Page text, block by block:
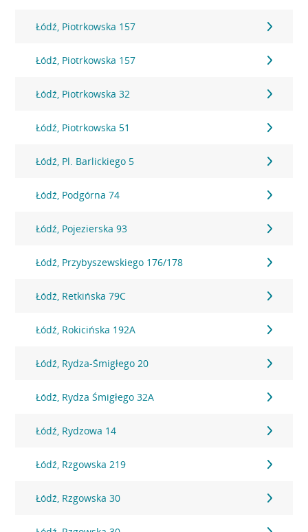
Łódź, Piotrkowska 157
Łódź, Piotrkowska 157
Łódź, Piotrkowska 32
Łódź, Piotrkowska 51
Łódź, Pl. Barlickiego 5
Łódź, Podgórna 74
Łódź, Pojezierska 93
Łódź, Przybyszewskiego 176/178
Łódź, Retkińska 79C
Łódź, Rokicińska 192A
Łódź, Rydza-Śmigłego 20
Łódź, Rydza Śmigłego 32A
Łódź, Rydzowa 14
Łódź, Rzgowska 219
Łódź, Rzgowska 30